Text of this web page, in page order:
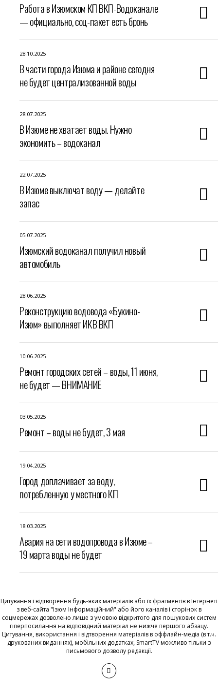
Работа в Изюмском КП ВКП-Водоканале
— официально, соц-пакет есть бронь
28.10.2025
В части города Изюма и районе сегодня
не будет централизованной воды
28.07.2025
В Изюме не хватает воды. Нужно
экономить – водоканал
22.07.2025
В Изюме выключат воду — делайте
запас
05.07.2025
Изюмский водоканал получил новый
автомобиль
28.06.2025
Реконструкцию водовода «Букино-
Изюм» выполняет ИКВ ВКП
10.06.2025
Ремонт городских сетей – воды, 11 июня,
не будет — ВНИМАНИЕ
03.05.2025
Ремонт – воды не будет, 3 мая
19.04.2025
Город доплачивает за воду,
потребленную у местного КП
18.03.2025
Авария на сети водопровода в Изюме –
19 марта воды не будет
Цитування і відтворення будь-яких матеріалів або їх фрагментів в Інтернеті
з веб-сайта "Ізюм Інформаційний" або його каналів і сторінок в
соцмережах дозволено лише з умовою відкритого для пошукових систем
гіперпосилання на відповідний матеріал не нижче першого абзацу.
Цитування, використання і відтворення матеріалів в оффлайн-медіа (в т.ч.
друкованих виданнях), мобільних додатках, SmartTV можливо тільки з
письмового дозволу редакції.